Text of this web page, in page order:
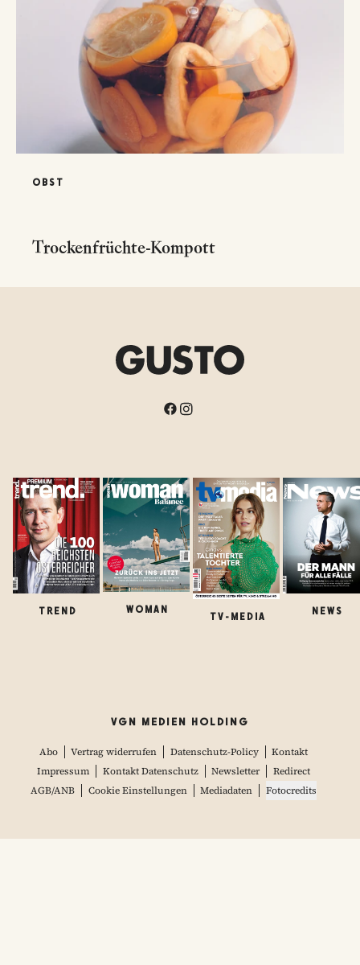
OBST
Trockenfrüchte-Kompott
TREND WOMAN
TV-MEDIA
NEWS
VGN MEDIEN HOLDING
Abo Vertrag widerrufen Datenschutz-Policy
Kontakt
Impressum
Kontakt Datenschutz Newsletter
Redirect
AGB/ANB
Cookie Einstellungen Mediadaten Fotocredits